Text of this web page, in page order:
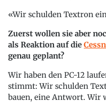
Wir schulden Textron
Zuerst wollen sie aber
als Reaktion auf die
genau geplant?
Wir haben den PC-12
stimmt: Wir schulden
bauen, eine Antwort. Wir